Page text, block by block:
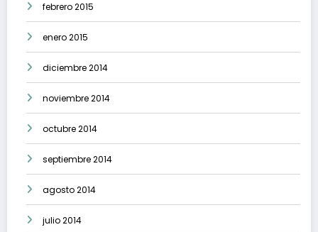
febrero 2015
enero 2015
diciembre 2014
noviembre 2014
octubre 2014
septiembre 2014
agosto 2014
julio 2014